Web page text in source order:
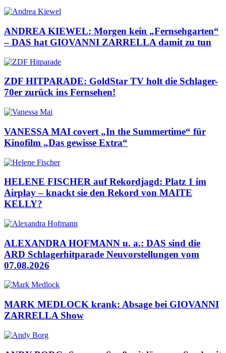
ANDREA KIEWEL: Morgen kein „Fernsehgarten“
– DAS hat GIOVANNI ZARRELLA damit zu tun
ZDF HITPARADE: GoldStar TV holt die Schlager-
70er zurück ins Fernsehen!
VANESSA MAI covert „In the Summertime“ für
Kinofilm „Das gewisse Extra“
HELENE FISCHER auf Rekordjagd: Platz 1 im
Airplay – knackt sie den Rekord von MAITE
KELLY?
ALEXANDRA HOFMANN u. a.: DAS sind die
ARD Schlagerhitparade Neuvorstellungen vom
07.08.2026
MARK MEDLOCK krank: Absage bei GIOVANNI
ZARRELLA Show